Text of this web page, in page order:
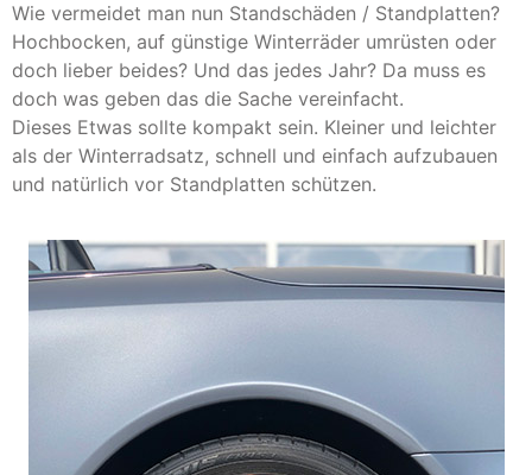
Wie vermeidet man nun Standschäden / Standplatten?
Hochbocken, auf günstige Winterräder umrüsten oder
doch lieber beides? Und das jedes Jahr? Da muss es
doch was geben das die Sache vereinfacht.
Dieses Etwas sollte kompakt sein. Kleiner und leichter
als der Winterradsatz, schnell und einfach aufzubauen
und natürlich vor Standplatten schützen.